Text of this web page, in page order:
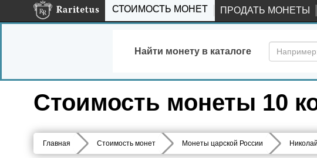
СТОИМОСТЬ МОНЕТ ПРОДАТЬ МОНЕТЫ
Найти монету в каталоге
Стоимость монеты 10
Главная Стоимость монет Монеты царской России